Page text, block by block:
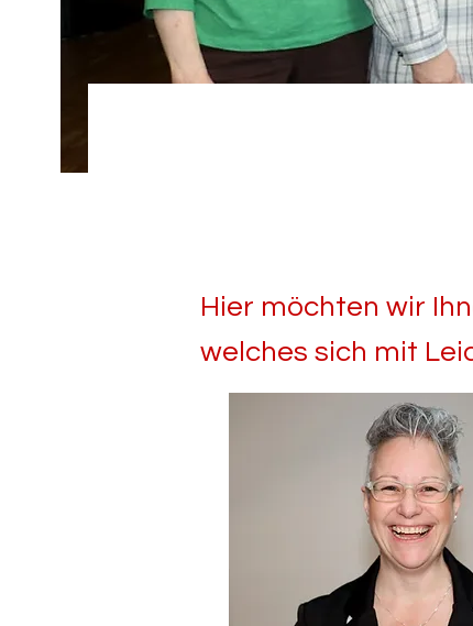
Hier möchten wir
welches sich mit